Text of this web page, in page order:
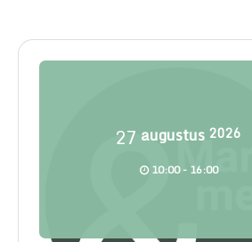
27 augustus 2026
10:00 - 16:00